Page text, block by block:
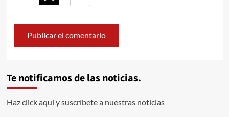
Te notificamos de las noticias.
Haz click aquí y suscríbete a nuestras noticias